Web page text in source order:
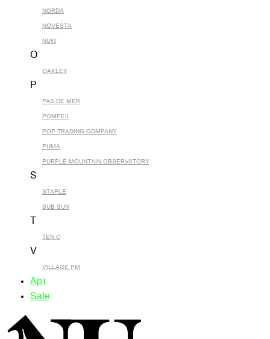
NORDA
NOVESTA
NUW
O
OAKLEY
P
PAS DE MER
POMPEII
POP TRADING COMPANY
PUMA
PURPLE MOUNTAIN OBSERVATORY
S
STAPLE
SUB SUN
TEN C
V
VILLAGE PM
Арт
Sale